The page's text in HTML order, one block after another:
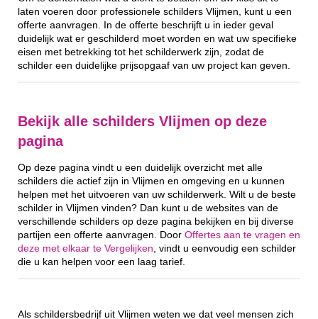
laten voeren door professionele schilders Vlijmen, kunt u een
offerte aanvragen. In de offerte beschrijft u in ieder geval
duidelijk wat er geschilderd moet worden en wat uw specifieke
eisen met betrekking tot het schilderwerk zijn, zodat de
schilder een duidelijke prijsopgaaf van uw project kan geven.
Bekijk alle schilders Vlijmen op deze
pagina
Op deze pagina vindt u een duidelijk overzicht met alle
schilders die actief zijn in Vlijmen en omgeving en u kunnen
helpen met het uitvoeren van uw schilderwerk. Wilt u de beste
schilder in Vlijmen vinden? Dan kunt u de websites van de
verschillende schilders op deze pagina bekijken en bij diverse
partijen een offerte aanvragen. Door Offertes aan te vragen en
deze met elkaar te Vergelijken , vindt u eenvoudig een schilder
die u kan helpen voor een laag tarief.
Als schildersbedrijf uit Vlijmen weten we dat veel mensen zich